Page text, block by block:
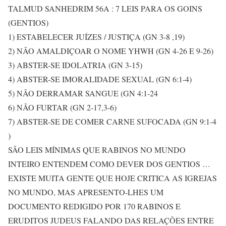
TALMUD SANHEDRIM 56A : 7 LEIS PARA OS GOINS
(GENTIOS)
1) ESTABELECER JUÍZES / JUSTIÇA (GN 3-8 ,19)
2) NÃO AMALDIÇOAR O NOME YHWH (GN 4-26 E 9-26)
3) ABSTER-SE IDOLATRIA (GN 3-15)
4) ABSTER-SE IMORALIDADE SEXUAL (GN 6:1-4)
5) NÃO DERRAMAR SANGUE (GN 4:1-24
6) NÃO FURTAR (GN 2-17,3-6)
7) ABSTER-SE DE COMER CARNE SUFOCADA (GN 9:1-4
)
SÃO LEIS MÍNIMAS QUE RABINOS NO MUNDO
INTEIRO ENTENDEM COMO DEVER DOS GENTIOS …
EXISTE MUITA GENTE QUE HOJE CRITICA AS IGREJAS
NO MUNDO, MAS APRESENTO-LHES UM
DOCUMENTO REDIGIDO POR 170 RABINOS E
ERUDITOS JUDEUS FALANDO DAS RELAÇÕES ENTRE